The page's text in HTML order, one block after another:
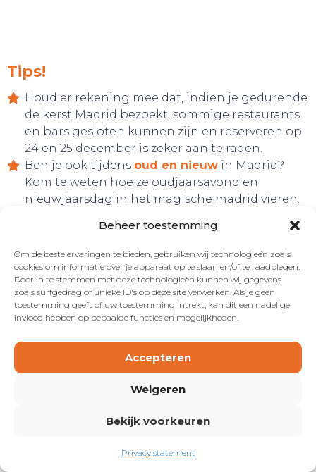
Beheer toestemming
Om de beste ervaringen te bieden, gebruiken wij technologieën zoals
cookies om informatie over je apparaat op te slaan en/of te raadplegen.
Door in te stemmen met deze technologieën kunnen wij gegevens
zoals surfgedrag of unieke ID's op deze site verwerken. Als je geen
toestemming geeft of uw toestemming intrekt, kan dit een nadelige
invloed hebben op bepaalde functies en mogelijkheden.
Accepteren
Weigeren
Bekijk voorkeuren
Privacy statement
Tips!
Houd er rekening mee dat, indien je gedurende
de kerst Madrid bezoekt, sommige restaurants
en bars gesloten kunnen zijn en reserveren op
24 en 25 december is zeker aan te raden.
Ben je ook tijdens oud en nieuw in Madrid?
Kom te weten hoe ze oudjaarsavond en
nieuwjaarsdag in het magische madrid vieren.
Onderwerpen
Kerstsfeertje
24 december feestjes
Activiteiten rondom kerst